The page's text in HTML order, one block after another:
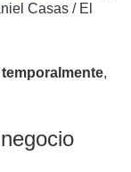
Casas / El
,